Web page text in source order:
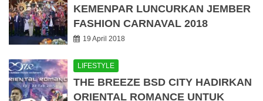
KEMENPAR LUNCURKAN JEMBER
FASHION CARNAVAL 2018
19 April 2018
LIFESTYLE
THE BREEZE BSD CITY HADIRKAN
ORIENTAL ROMANCE UNTUK